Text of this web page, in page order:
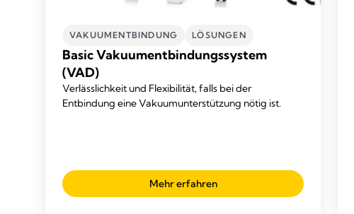
VAKUUMENTBINDUNG LÖSUNGEN​
Basic Vakuumentbindungssystem
(VAD)
Verlässlichkeit und Flexibilität, falls bei der
Entbindung eine Vakuumunterstützung nötig ist.
Mehr erfahren